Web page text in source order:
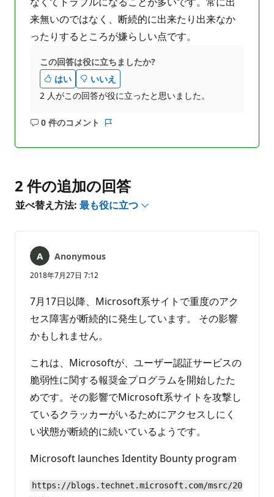
来無いのではなく、断続的に出来たり出来なか
ったりするところが嫌らしい点です。
この回答は役に立ちましたか?
はい
いいえ
2 人がこの回答が役に立ったと思いました。
0 件のコメント
コ
は
あ
り
せ
2 件の追加の回答
並べ替え方法: 最も役に立つ
Anonymous
2018年7月27日 7:12
7月17日以降、Microsoft系サイトで重度のアク
セス障害が断続的に発生しています。 その影響
かもしれません。
これは、Microsoftが、ユーザー認証サービスの
脆弱性に関する報奨金プログラムを開始したた
めです。その影響でMicrosoft系サイトを攻撃し
ているクラッカーがいるためにアクセスしにく
い状態が断続的に続いているようです。
Microsoft launches Identity Bounty program
https://blogs.technet.microsoft.com/msrc/20